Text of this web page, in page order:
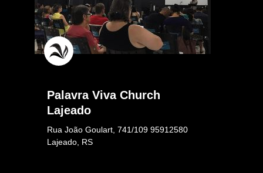
Palavra Viva Church
Lajeado
Rua João Goulart, 741/109 95912580
Lajeado, RS